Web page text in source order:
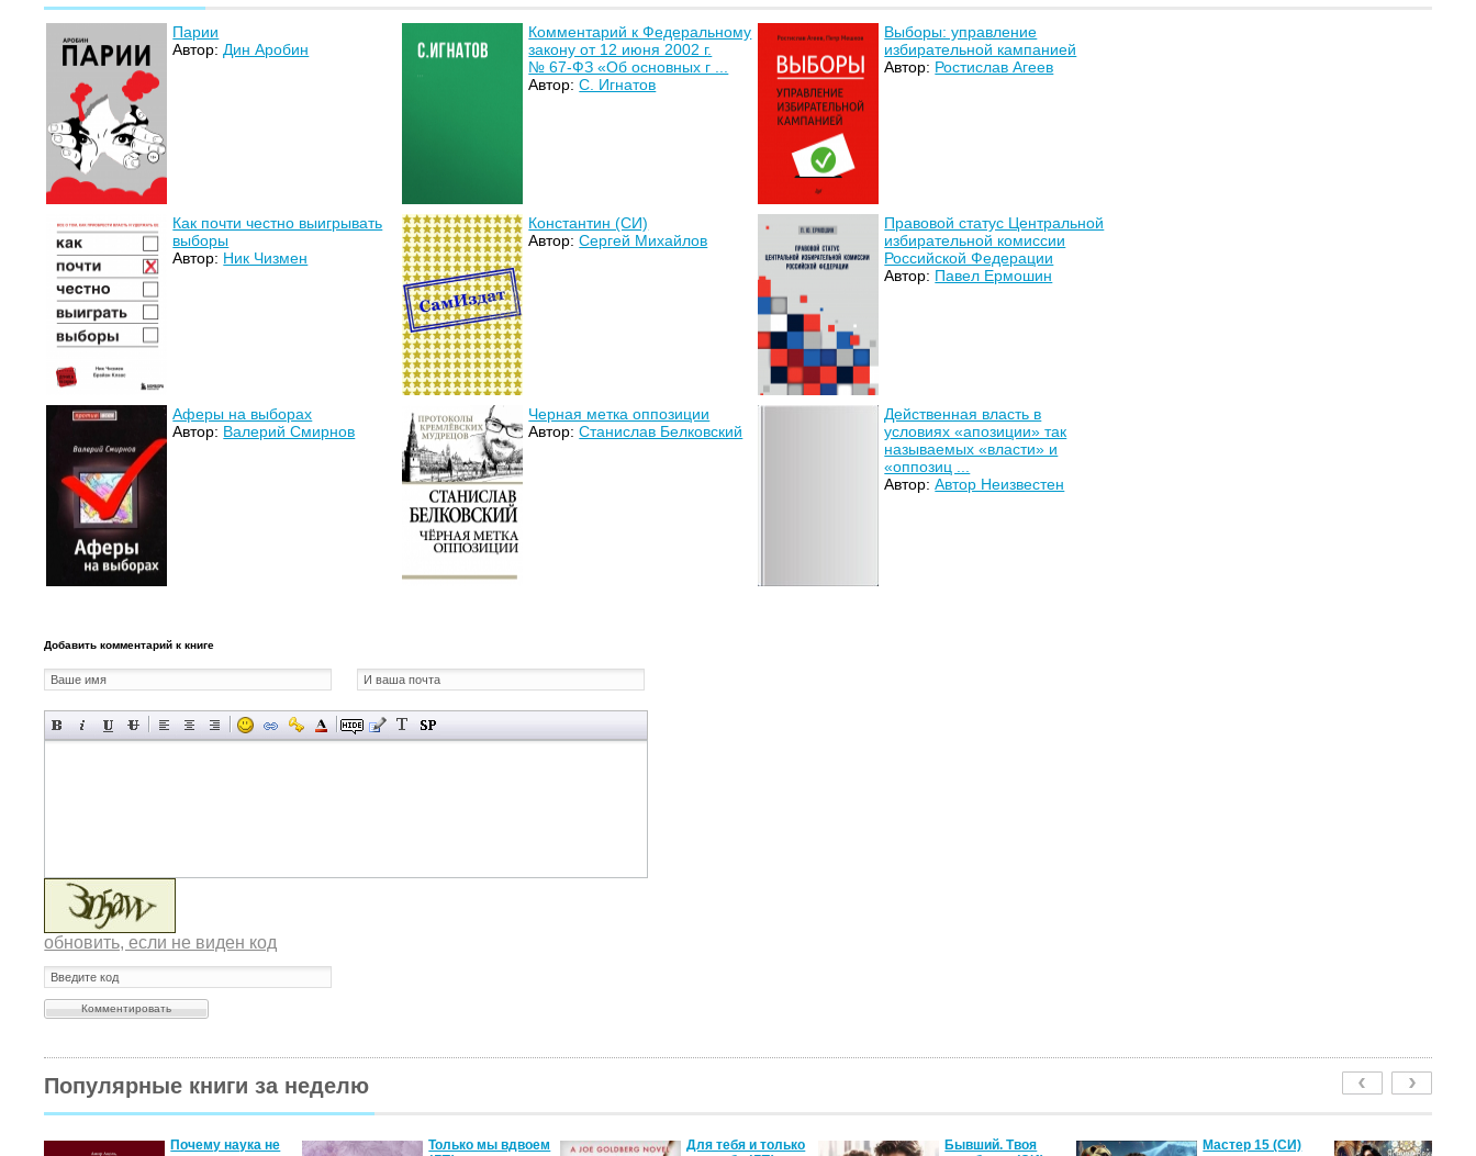
Парии
Автор: Дин Аробин
Комментарий к Федеральному
закону от 12 июня 2002 г.
№ 67-ФЗ «Об основных г ...
Автор:С. Игнатов
Выборы: управление
избирательной кампанией
Автор: Ростислав Агеев
Как почти честно выигрывать
выборы
Автор: Ник Чизмен
Константин (СИ)
Автор:Сергей Михайлов
Правовой статус Центральной
избирательной комиссии
Российской Федерации
Автор: Павел Ермошин
Аферы на выборах
Автор: Валерий Смирнов
Черная метка оппозиции
Автор:Станислав Белковский
Действенная власть в
условиях «апозиции» так
называемых «власти» и
«оппозиц ...
Автор:Автор Неизвестен
Добавить комментарий к книге
обновить, если не виден код
Популярные книги за неделю
Почему наука не
Только мы вдвоем
Для тебя и только
Бывший. Твоя
Мастер 15 (СИ)